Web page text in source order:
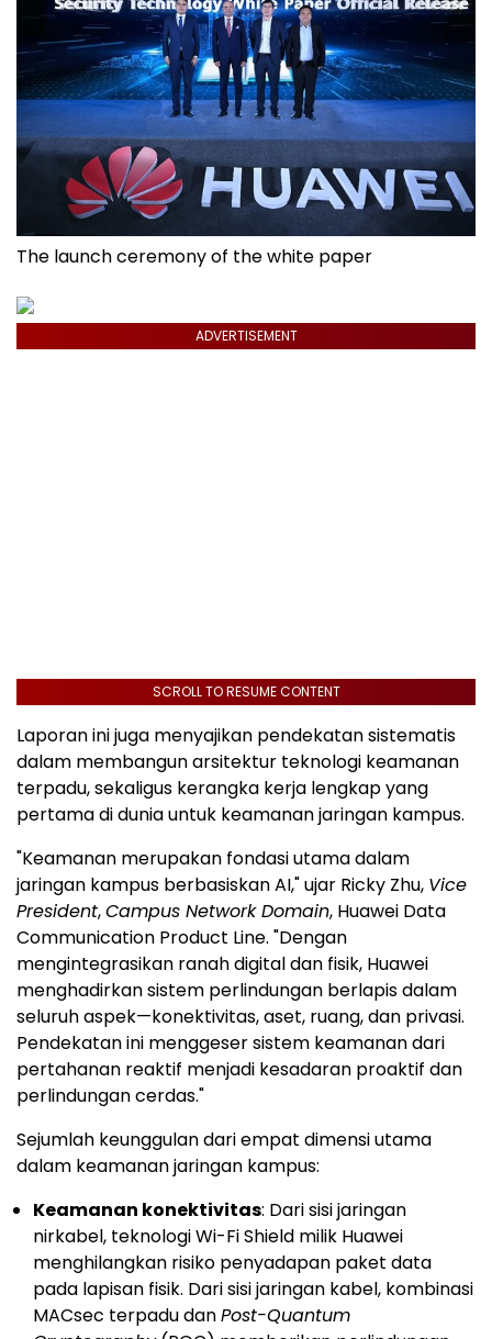
The launch ceremony of the white paper
ADVERTISEMENT
SCROLL TO RESUME CONTENT
Laporan ini juga menyajikan pendekatan sistematis
dalam membangun arsitektur teknologi keamanan
terpadu, sekaligus kerangka kerja lengkap yang
pertama di dunia untuk keamanan jaringan kampus.
"Keamanan merupakan fondasi utama dalam
jaringan kampus berbasiskan AI," ujar Ricky Zhu, Vice
President,Campus Network Domain, Huawei Data
Communication Product Line. "Dengan
mengintegrasikan ranah digital dan fisik, Huawei
menghadirkan sistem perlindungan berlapis dalam
seluruh aspek—konektivitas, aset, ruang, dan privasi.
Pendekatan ini menggeser sistem keamanan dari
pertahanan reaktif menjadi kesadaran proaktif dan
perlindungan cerdas."
Sejumlah keunggulan dari empat dimensi utama
dalam keamanan jaringan kampus:
Keamanan konektivitas: Dari sisi jaringan
nirkabel, teknologi Wi-Fi Shield milik Huawei
menghilangkan risiko penyadapan paket data
pada lapisan fisik. Dari sisi jaringan kabel, kombinasi
MACsec terpadu danPost-Quantum